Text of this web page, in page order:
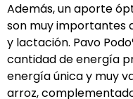
Además, un aporte
son muy importantes
y lactación. Pavo
cantidad de energía
energía única y muy
arroz,